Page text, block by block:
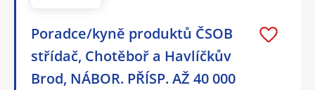
Poradce/kyně produktů ČSOB
střídač, Chotěboř a Havlíčkův
Brod, NÁBOR. PŘÍSP. AŽ 40 000